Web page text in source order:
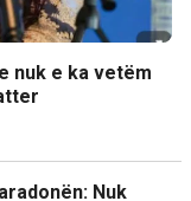
nuk e ka vetëm
Nuk